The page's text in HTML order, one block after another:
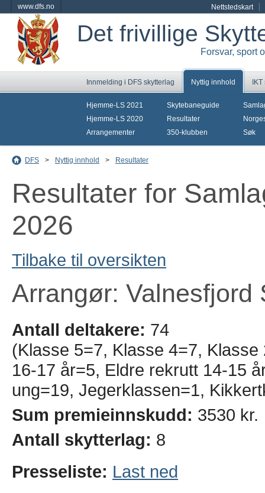
www.dfs.no Nettstedskart
Det frivillige
Forsvar, sport
Innmelding i DFS skytterlag Nyttig innhold
Hjemme-LS 2021
Hjemme-LS 2020
Arrangementer
Skytebaneguide
Resultater
350-klubben
Søk
DFS > Nyttig innhold > Resultater
Resultater for
2026
Tilbake til oversikten
Arrangør: Valnesfjord
Antall deltakere: 74
(Klasse 5=7, Klasse 4=7,
16-17 år=5, Eldre rekrutt 14-15
ung=19, Jegerklassen=1,
Sum premieinnskudd: 3530 kr.
Antall skytterlag: 8
Presseliste: Last ned